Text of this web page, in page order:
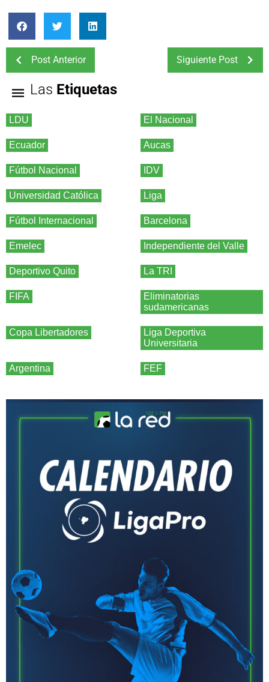
Post Anterior Siguiente Post
Las Etiquetas
LDU El Nacional
Ecuador Aucas
Fútbol Nacional IDV
Universidad Católica Liga
Fútbol Internacional Barcelona
Emelec Independiente del Valle
Deportivo Quito La TRI
FIFA
Eliminatorias
sudamericanas
Copa Libertadores
Liga Deportiva
Universitaria
Argentina FEF